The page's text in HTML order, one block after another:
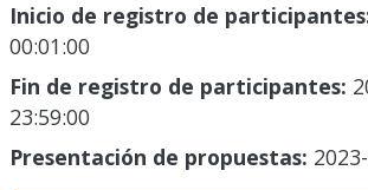
Inicio de registro de
00:01:00
Fin de registro de participantes:
23:59:00
Presentación de propuestas: